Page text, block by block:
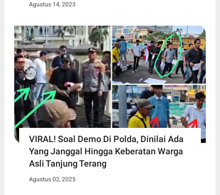
Agustus 14, 2023
VIRAL! Soal Demo Di Polda, Dinilai Ada
Yang Janggal Hingga Keberatan Warga
Asli Tanjung Terang
Agustus 02, 2025